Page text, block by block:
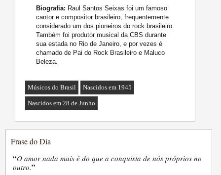
Biografia: Raul Santos Seixas foi um famoso
cantor e compositor brasileiro, frequentemente
considerado um dos pioneiros do rock brasileiro.
Também foi produtor musical da CBS durante
sua estada no Rio de Janeiro, e por vezes é
chamado de Pai do Rock Brasileiro e Maluco
Beleza.
Músicos do Brasil Nascidos em 1945
Nascidos em 28 de Junho
Frase do Dia
“O amor nada mais é do que a conquista de nós próprios no
outro.”